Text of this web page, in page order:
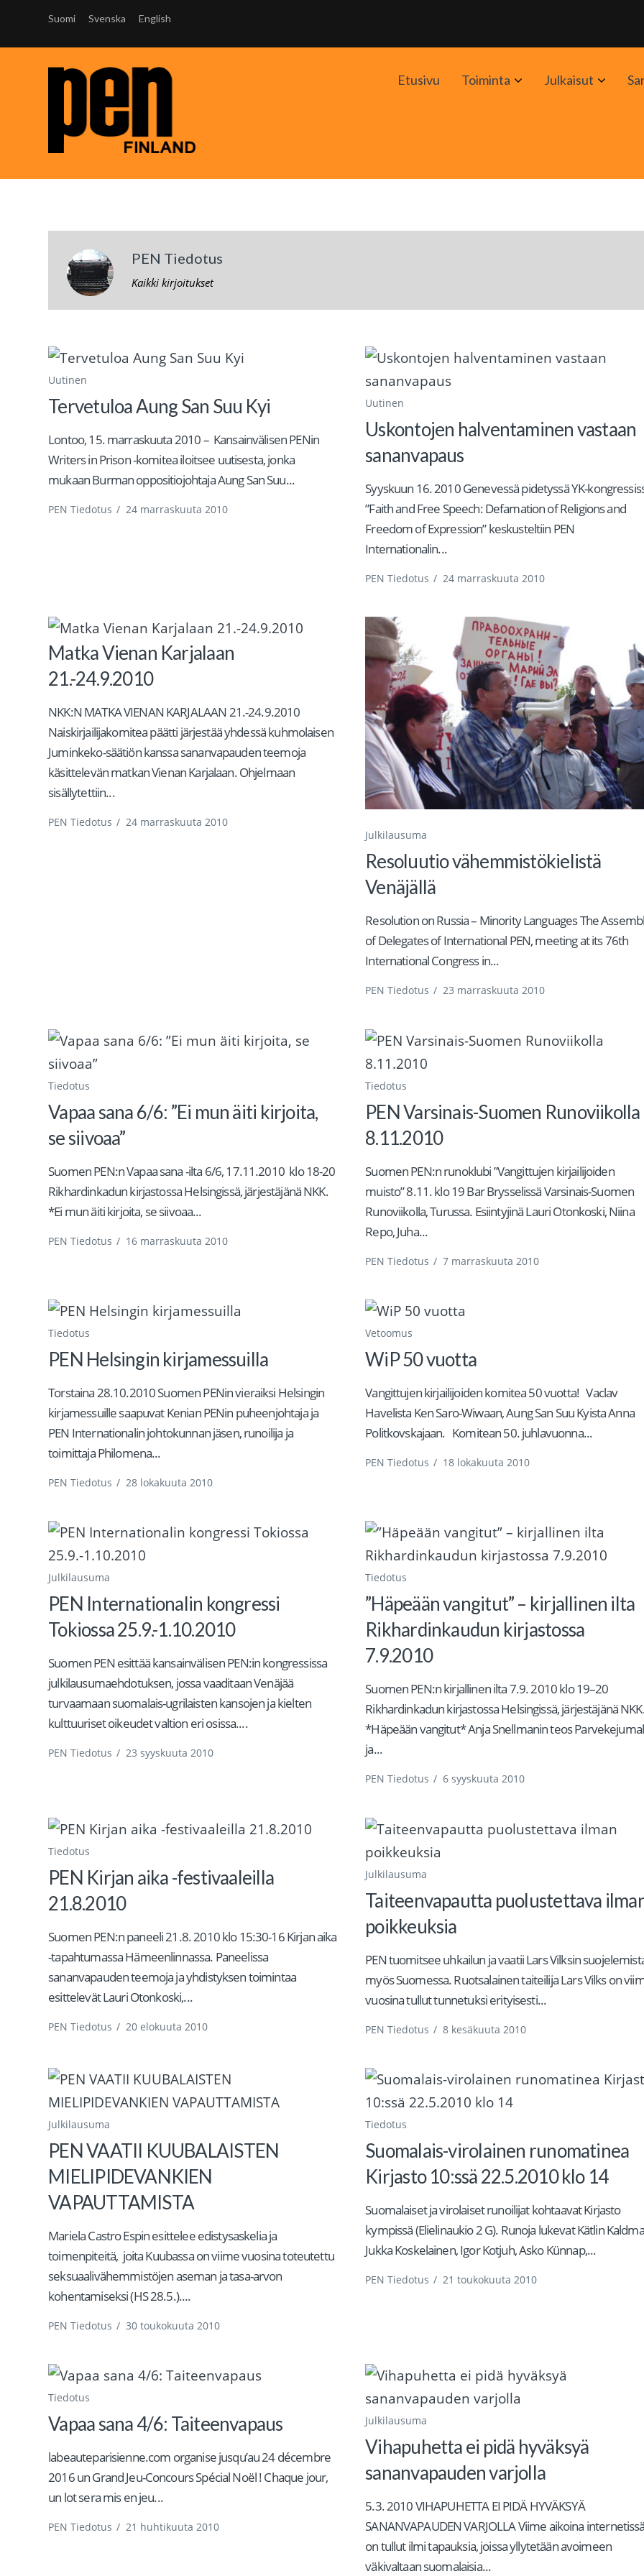
Suomi Svenska English
Etusivu Toiminta AvaaJulkaisut Avaa
PEN Tiedotus
Kaikki kirjoitukset
Uutinen
Tervetuloa Aung San Suu Kyi
Lontoo, 15. marraskuuta 2010 – Kansainvälisen PENin
Writers in Prison -komitea iloitsee uutisesta, jonka
mukaan Burman oppositiojohtaja Aung San Suu...
PEN Tiedotus / 24 marraskuuta 2010
Uutinen
Uskontojen halventaminen vastaan
sananvapaus
Syyskuun 16. 2010 Genevessä pidetyssä YK-
”Faith and Free Speech: Defamation of Religions and
Freedom of Expression” keskusteltiin PEN
Internationalin...
PEN Tiedotus / 24 marraskuuta 2010
Matka Vienan Karjalaan
21.-24.9.2010
NKK:N MATKA VIENAN KARJALAAN 21.-24.9.2010
Naiskirjailijakomitea päätti järjestää yhdessä kuhmolaisen
Juminkeko-säätiön kanssa sananvapauden teemoja
käsittelevän matkan Vienan Karjalaan. Ohjelmaan
sisällytettiin...
PEN Tiedotus / 24 marraskuuta 2010
Julkilausuma
Resoluutio vähemmistökielistä
Venäjällä
Resolution on Russia – Minority Languages The
of Delegates of International PEN, meeting at its 76th
International Congress in...
PEN Tiedotus / 23 marraskuuta 2010
Tiedotus
Vapaa sana 6/6: ”Ei mun äiti kirjoita,
se siivoaa”
Suomen PEN:n Vapaa sana -ilta 6/6, 17.11.2010 klo 18-20
Rikhardinkadun kirjastossa Helsingissä, järjestäjänä NKK.
*Ei mun äiti kirjoita, se siivoaa...
PEN Tiedotus / 16 marraskuuta 2010
Tiedotus
PEN Varsinais-Suomen Runoviikolla
8.11.2010
Suomen PEN:n runoklubi ”Vangittujen kirjailijoiden
muisto” 8.11. klo 19 Bar Brysselissä Varsinais-Suomen
Runoviikolla, Turussa. Esiintyjinä Lauri Otonkoski, Niina
Repo, Juha...
PEN Tiedotus / 7 marraskuuta 2010
Tiedotus
PEN Helsingin kirjamessuilla
Torstaina 28.10.2010 Suomen PENin vieraiksi Helsingin
kirjamessuille saapuvat Kenian PENin puheenjohtaja ja
PEN Internationalin johtokunnan jäsen, runoilija ja
toimittaja Philomena...
PEN Tiedotus / 28 lokakuuta 2010
Vetoomus
WiP 50 vuotta
Vangittujen kirjailijoiden komitea 50 vuotta! Vaclav
Havelista Ken Saro-Wiwaan, Aung San Suu Kyista Anna
Politkovskajaan. Komitean 50. juhlavuonna...
PEN Tiedotus / 18 lokakuuta 2010
Julkilausuma
PEN Internationalin kongressi
Tokiossa 25.9.-1.10.2010
Suomen PEN esittää kansainvälisen PEN:in kongressissa
julkilausumaehdotuksen, jossa vaaditaan Venäjää
turvaamaan suomalais-ugrilaisten kansojen ja kielten
kulttuuriset oikeudet valtion eri osissa....
PEN Tiedotus / 23 syyskuuta 2010
Tiedotus
”Häpeään vangitut” – kirjallinen ilta
Rikhardinkaudun kirjastossa
7.9.2010
Suomen PEN:n kirjallinen ilta 7.9. 2010 klo 19–20
Rikhardinkadun kirjastossa Helsingissä, järjestäjänä
*Häpeään vangitut* Anja Snellmanin teos
ja...
PEN Tiedotus / 6 syyskuuta 2010
Tiedotus
PEN Kirjan aika -festivaaleilla
21.8.2010
Suomen PEN:n paneeli 21.8. 2010 klo 15:30-16 Kirjan aika
-tapahtumassa Hämeenlinnassa. Paneelissa
sananvapauden teemoja ja yhdistyksen toimintaa
esittelevät Lauri Otonkoski,...
PEN Tiedotus / 20 elokuuta 2010
Julkilausuma
Taiteenvapautta puolustettava
poikkeuksia
PEN tuomitsee uhkailun ja vaatii Lars Vilksin
myös Suomessa. Ruotsalainen taiteilija Lars Vilks on
vuosina tullut tunnetuksi erityisesti...
PEN Tiedotus / 8 kesäkuuta 2010
Julkilausuma
PEN VAATII KUUBALAISTEN
MIELIPIDEVANKIEN
VAPAUTTAMISTA
Mariela Castro Espin esittelee edistysaskelia ja
toimenpiteitä, joita Kuubassa on viime vuosina toteutettu
seksuaalivähemmistöjen aseman ja tasa-arvon
kohentamiseksi (HS 28.5.)....
PEN Tiedotus / 30 toukokuuta 2010
Tiedotus
Suomalais-virolainen runomatinea
Kirjasto 10:ssä 22.5.2010 klo 14
Suomalaiset ja virolaiset runoilijat kohtaavat Kirjasto
kympissä (Elielinaukio 2 G). Runoja lukevat Kätlin
Jukka Koskelainen, Igor Kotjuh, Asko Künnap,...
PEN Tiedotus / 21 toukokuuta 2010
Tiedotus
Vapaa sana 4/6: Taiteenvapaus
labeauteparisienne.com organise jusqu’au 24 décembre
2016 un Grand Jeu-Concours Spécial Noël ! Chaque jour,
un lot sera mis en jeu...
PEN Tiedotus / 21 huhtikuuta 2010
Julkilausuma
Vihapuhetta ei pidä hyväksyä
sananvapauden varjolla
5.3. 2010 VIHAPUHETTA EI PIDÄ HYVÄKSYÄ
SANANVAPAUDEN VARJOLLA Viime aikoina internetissä
on tullut ilmi tapauksia, joissa yllytetään avoimeen
väkivaltaan suomalaisia...